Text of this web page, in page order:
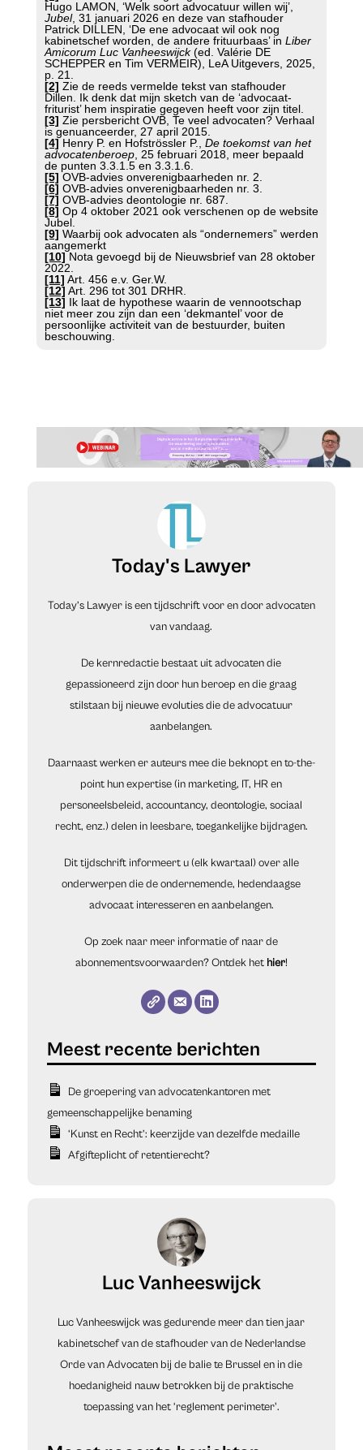
Hugo LAMON, ‘Welk soort advocatuur willen wij’,
Jubel, 31 januari 2026 en deze van stafhouder
Patrick DILLEN, ‘De ene advocaat wil ook nog
kabinetschef worden, de andere frituurbaas’ in Liber
Amicorum Luc Vanheeswijck(ed. Valérie DE
SCHEPPER en Tim VERMEIR), LeA Uitgevers, 2025,
p. 21.
[2] Zie de reeds vermelde tekst van stafhouder
Dillen. Ik denk dat mijn sketch van de ‘advocaat-
friturist’ hem inspiratie gegeven heeft voor zijn titel.
[3] Zie persbericht OVB, Te veel advocaten? Verhaal
is genuanceerder, 27 april 2015.
[4] Henry P. en Hofströssler P., De toekomst van het
advocatenberoep, 25 februari 2018, meer bepaald
de punten 3.3.1.5 en 3.3.1.6.
[5] OVB-advies onverenigbaarheden nr. 2.
[6] OVB-advies onverenigbaarheden nr. 3.
[7] OVB-advies deontologie nr. 687.
[8] Op 4 oktober 2021 ook verschenen op de website
Jubel.
[9] Waarbij ook advocaten als “ondernemers” werden
aangemerkt
[10] Nota gevoegd bij de Nieuwsbrief van 28 oktober
2022.
[11] Art. 456 e.v. Ger.W.
[12] Art. 296 tot 301 DRHR.
[13] Ik laat de hypothese waarin de vennootschap
niet meer zou zijn dan een ‘dekmantel’ voor de
persoonlijke activiteit van de bestuurder, buiten
beschouwing.
Today's Lawyer
Today’s Lawyer is een tijdschrift voor en door advocaten
van vandaag.
De kernredactie bestaat uit advocaten die
gepassioneerd zijn door hun beroep en die graag
stilstaan bij nieuwe evoluties die de advocatuur
aanbelangen.
Daarnaast werken er auteurs mee die beknopt en to-the-
point hun expertise (in marketing, IT, HR en
personeelsbeleid, accountancy, deontologie, sociaal
recht, enz.) delen in leesbare, toegankelijke bijdragen.
Dit tijdschrift informeert u (elk kwartaal) over alle
onderwerpen die de ondernemende, hedendaagse
advocaat interesseren en aanbelangen.
Op zoek naar meer informatie of naar de
abonnementsvoorwaarden? Ontdek het hier!
De groepering van advocatenkantoren met
gemeenschappelijke benaming
‘Kunst en Recht’: keerzijde van dezelfde medaille
Afgifteplicht of retentierecht?
Luc Vanheeswijck
Luc Vanheeswijck was gedurende meer dan tien jaar
kabinetschef van de stafhouder van de Nederlandse
Orde van Advocaten bij de balie te Brussel en in die
hoedanigheid nauw betrokken bij de praktische
toepassing van het ‘reglement perimeter'.